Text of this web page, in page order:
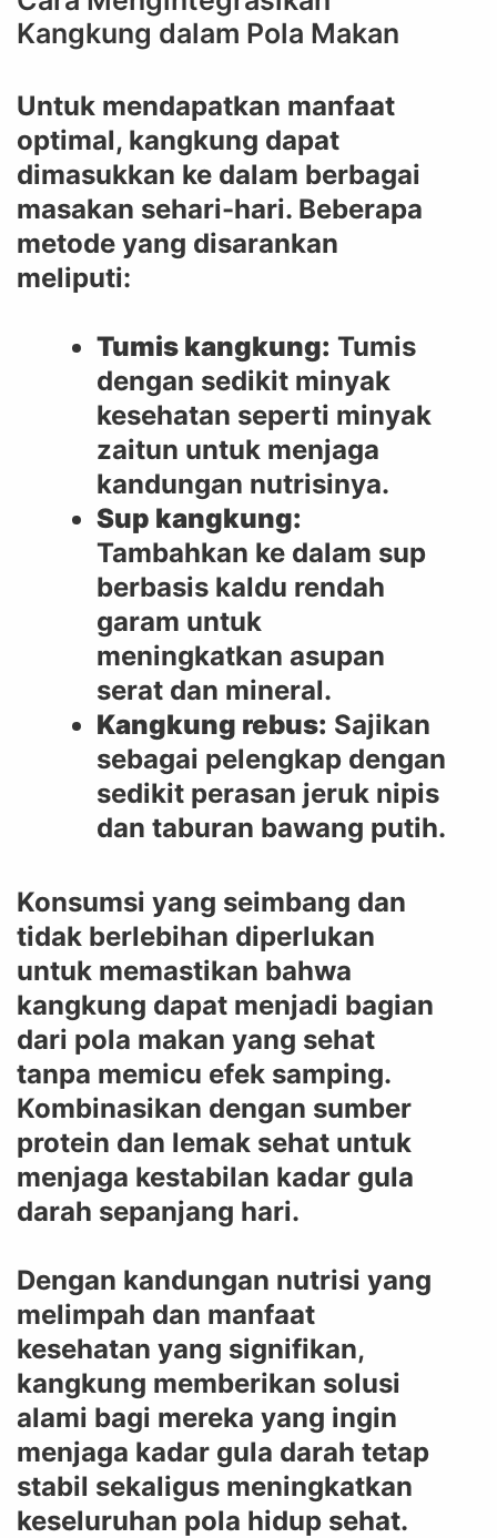
Kangkung dalam Pola Makan
Untuk mendapatkan manfaat
optimal, kangkung dapat
dimasukkan ke dalam berbagai
masakan sehari-hari. Beberapa
metode yang disarankan
meliputi:
Tumis kangkung: Tumis
dengan sedikit minyak
kesehatan seperti minyak
zaitun untuk menjaga
kandungan nutrisinya.
Sup kangkung:
Tambahkan ke dalam sup
berbasis kaldu rendah
garam untuk
meningkatkan asupan
serat dan mineral.
Kangkung rebus: Sajikan
sebagai pelengkap dengan
sedikit perasan jeruk nipis
dan taburan bawang putih.
Konsumsi yang seimbang dan
tidak berlebihan diperlukan
untuk memastikan bahwa
kangkung dapat menjadi bagian
dari pola makan yang sehat
tanpa memicu efek samping.
Kombinasikan dengan sumber
protein dan lemak sehat untuk
menjaga kestabilan kadar gula
darah sepanjang hari.
Dengan kandungan nutrisi yang
melimpah dan manfaat
kesehatan yang signifikan,
kangkung memberikan solusi
alami bagi mereka yang ingin
menjaga kadar gula darah tetap
stabil sekaligus meningkatkan
keseluruhan pola hidup sehat.